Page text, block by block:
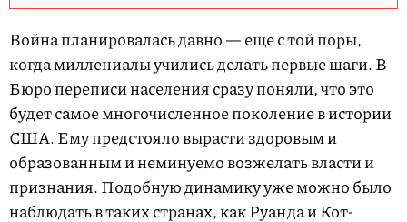
Война планировалась давно — еще с той поры,
когда миллениалы учились делать первые шаги. В
Бюро переписи населения сразу поняли, что это
будет самое многочисленное поколение в истории
США. Ему предстояло вырасти здоровым и
образованным и неминуемо возжелать власти и
признания. Подобную динамику уже можно было
наблюдать в таких странах, как Руанда и Кот-